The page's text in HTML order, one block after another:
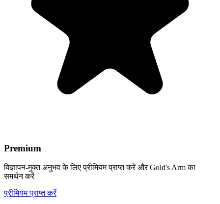
Premium
विज्ञापन-मुक्त अनुभव के लिए प्रीमियम प्राप्त करें और Gold's Arm का
समर्थन करें
प्रीमियम प्राप्त करें